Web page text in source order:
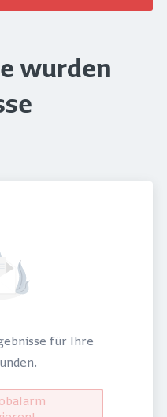
wurden
für Ihre